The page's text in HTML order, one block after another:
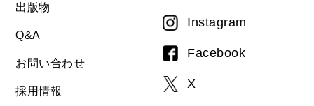
出版物
Q&A
お問い合わせ
採用情報
Instagram
Facebook
X